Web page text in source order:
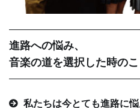
進路への悩み、
音楽の道を選択した時のこ
私たちは今とても進路に